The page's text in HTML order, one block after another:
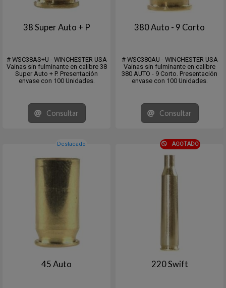
38 Super Auto + P
# WSC38AS+U - WINCHESTER USA
Vainas sin fulminante en calibre 38
Super Auto + P. Presentación
envase con 100 Unidades.
Consultar
380 Auto - 9 Corto
# WSC380AU - WINCHESTER USA
Vainas sin fulminante en calibre
380 AUTO - 9 Corto. Presentación
envase con 100 Unidades.
Consultar
Destacado
45 Auto
AGOTADO
220 Swift